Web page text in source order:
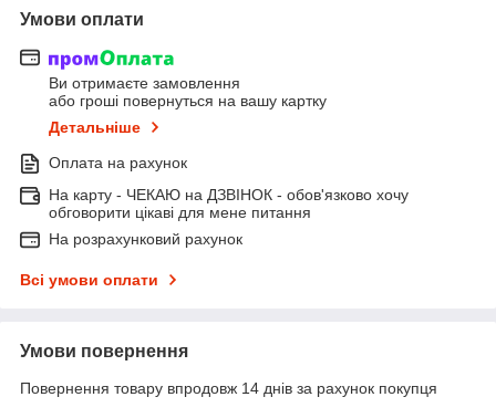
Умови оплати
Ви отримаєте замовлення
або гроші повернуться на вашу картку
Детальніше
Оплата на рахунок
На карту - ЧЕКАЮ на ДЗВІНОК - обов'язково хочу
обговорити цікаві для мене питання
На розрахунковий рахунок
Всі умови оплати
Умови повернення
Повернення товару впродовж 14 днів за рахунок покупця